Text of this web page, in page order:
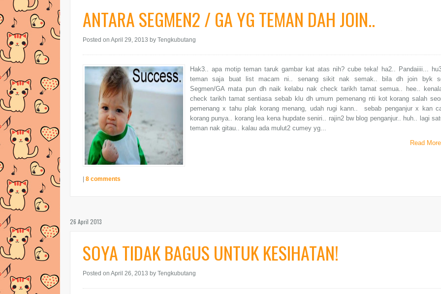
ANTARA SEGMEN2 / GA YG TEMAN DAH JOIN..
Posted on April 29, 2013 by Tengkubutang
Hak3.. apa motip teman taruk gambar kat atas nih? cube teka! ha2.. Pandaiiii...
teman saja buat list macam ni.. senang sikit nak semak.. bila dh join byk
Segmen/GA mata pun dh naik kelabu nak check tarikh tamat semua.. hee..
check tarikh tamat sentiasa sebab klu dh umum pemenang nti kot korang salah
pemenang x tahu plak korang menang, udah rugi kann.. sebab penganjur x kan
korang punya.. korang lea kena hupdate seniri.. rajin2 bw blog penganjur.. huh.. lagi
teman nak gitau.. kalau ada mulut2 cumey yg...
Read More
8 comments
26 April 2013
SOYA TIDAK BAGUS UNTUK KESIHATAN!
Posted on April 26, 2013 by Tengkubutang